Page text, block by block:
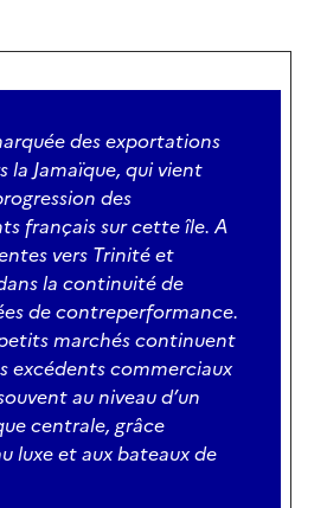
des exportations
la Jamaïque, qui vient
des
français sur cette île. A
vers Trinité et
la continuité de
de contreperformance.
petits marchés continuent
excédents commerciaux
au niveau d’un
centrale, grâce
luxe et aux bateaux de